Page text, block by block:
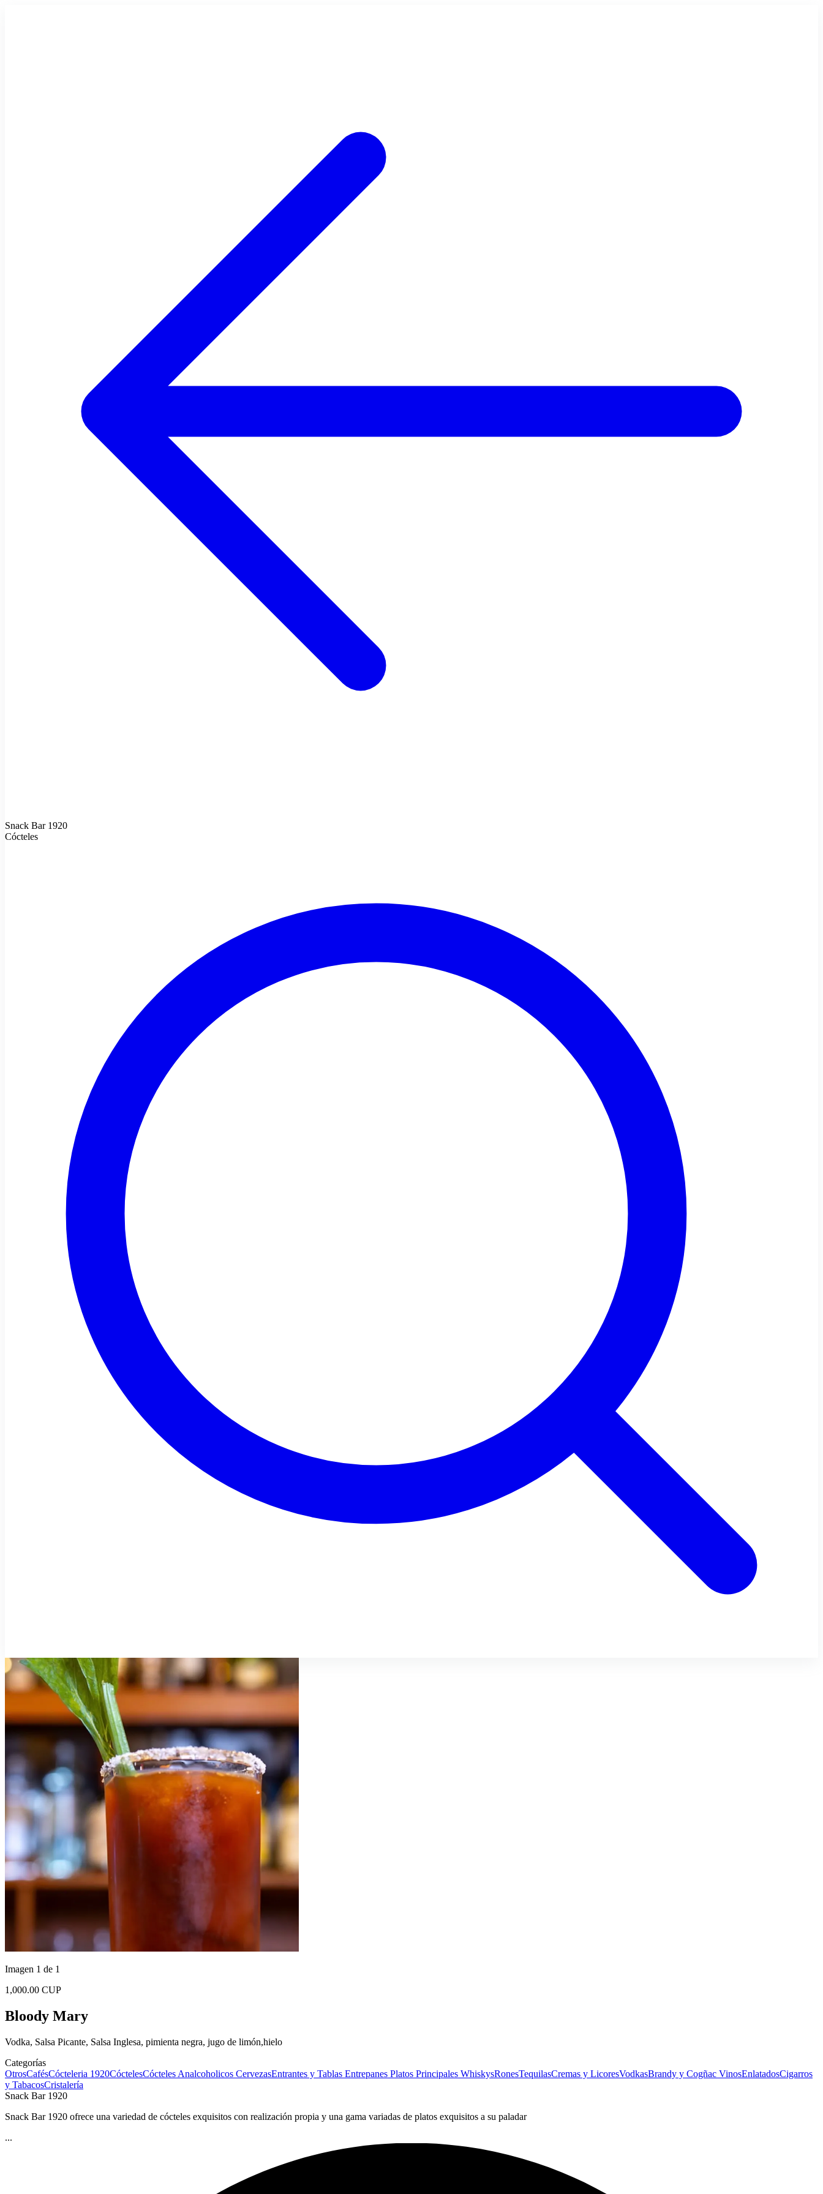
Snack Bar 1920
Cócteles
Imagen 1 de 1
1,000.00 CUP
Bloody Mary
Vodka, Salsa Picante, Salsa Inglesa, pimienta negra, jugo de limón,hielo
Categorías
OtrosCafésCócteleria 1920CóctelesCócteles Analcoholicos CervezasEntrantes y Tablas Entrepanes Platos Principales WhiskysRonesTequilasCremas y LicoresVodkasBrandy y Cogñac VinosEnlatadosCigarros
y TabacosCristalería
Snack Bar 1920
Snack Bar 1920 ofrece una variedad de cócteles exquisitos con realización propia y una gama variadas de platos exquisitos a su paladar
...